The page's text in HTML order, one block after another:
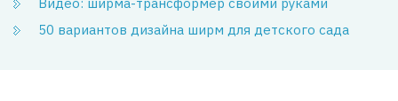
50 вариантов дизайна ширм для детского сада